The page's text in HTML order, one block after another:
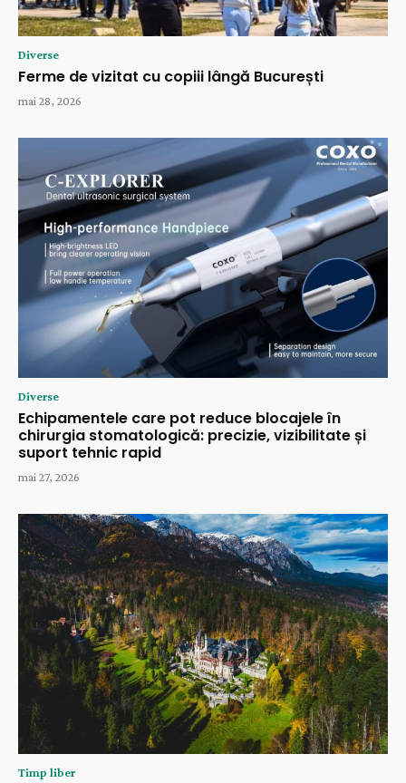
Diverse
Ferme de vizitat cu copiii lângă București
mai 28, 2026
Diverse
Echipamentele care pot reduce blocajele în
chirurgia stomatologică: precizie, vizibilitate și
suport tehnic rapid
mai 27, 2026
Timp liber